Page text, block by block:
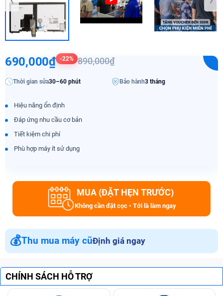
690,000₫ -22% 890,000₫
Thời gian sửa30–60 phút Bảo hành3 tháng
Hiệu năng ổn định
Đáp ứng nhu cầu cơ bản
Tiết kiệm chi phí
Phù hợp máy ít sử dụng
MUA (ĐẶT HẸN TRƯỚC)
Không cần đặt cọc • Tới là làm ngay
💰Thu mua máy cũĐịnh giá ngay
CHÍNH SÁCH HỖ TRỢ